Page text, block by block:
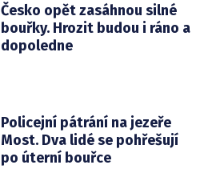
Česko opět zasáhnou silné
bouřky. Hrozit budou i ráno a
dopoledne
Policejní pátrání na jezeře
Most. Dva lidé se pohřešují
po úterní bouřce